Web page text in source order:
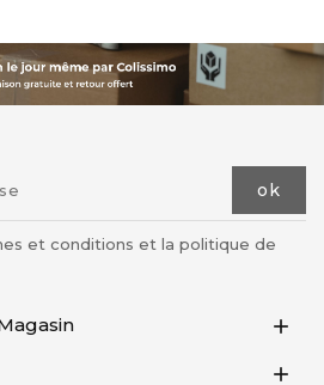
et conditions et la politique de

